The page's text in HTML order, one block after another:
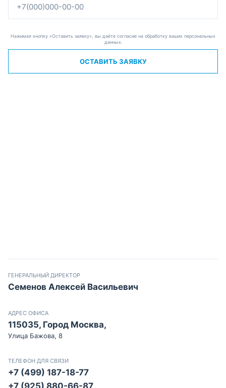
Нажимая кнопку «Оставить заявку», вы даёте согласие на обработку ваших персональных
данных.
ОСТАВИТЬ ЗАЯВКУ
ГЕНЕРАЛЬНЫЙ ДИРЕКТОР
Семенов Алексей Васильевич
АДРЕС ОФИСА
115035, Город Москва,
Улица Бажова, 8
ТЕЛЕФОН ДЛЯ СВЯЗИ
+7 (499) 187-18-77
+7 (925) 880-66-87